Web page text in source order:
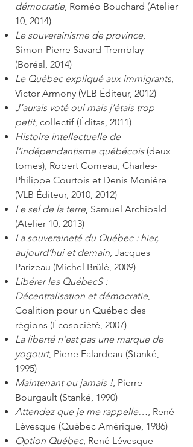
démocratie, Roméo Bouchard (Atelier
10, 2014)
Le souverainisme de province,
Simon-Pierre Savard-Tremblay
(Boréal, 2014)
Le Québec expliqué aux immigrants,
Victor Armony (VLB Éditeur, 2012)
J’aurais voté oui mais j’étais trop
petit, collectif (Éditas, 2011)
Histoire intellectuelle de
l’indépendantisme québécois(deux
tomes), Robert Comeau, Charles-
Philippe Courtois et Denis Monière
(VLB Éditeur, 2010, 2012)
Le sel de la terre, Samuel Archibald
(Atelier 10, 2013)
La souveraineté du Québec : hier,
aujourd’hui et demain, Jacques
Parizeau (Michel Brûlé, 2009)
Libérer les QuébecS :
Décentralisation et démocratie,
Coalition pour un Québec des
régions (Écosociété, 2007)
La liberté n’est pas une marque de
yogourt, Pierre Falardeau (Stanké,
1995)
Maintenant ou jamais !, Pierre
Bourgault (Stanké, 1990)
Attendez que je me rappelle…, René
Lévesque (Québec Amérique, 1986)
Option Québec, René Lévesque